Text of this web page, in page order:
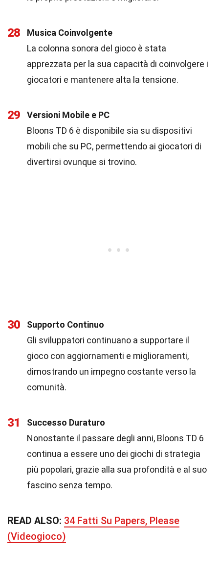
28
Musica Coinvolgente
La colonna sonora del gioco è stata
apprezzata per la sua capacità di coinvolgere i
giocatori e mantenere alta la tensione.
29
Versioni Mobile e PC
Bloons TD 6 è disponibile sia su dispositivi
mobili che su PC, permettendo ai giocatori di
divertirsi ovunque si trovino.
30
Supporto Continuo
Gli sviluppatori continuano a supportare il
gioco con aggiornamenti e miglioramenti,
dimostrando un impegno costante verso la
comunità.
31
Successo Duraturo
Nonostante il passare degli anni, Bloons TD 6
continua a essere uno dei giochi di strategia
più popolari, grazie alla sua profondità e al suo
fascino senza tempo.
READ ALSO: 34 Fatti Su Papers, Please
(Videogioco)